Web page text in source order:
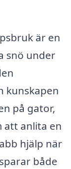
är en
snö under
kunskapen
på gator,
att anlita en
hjälp när
både